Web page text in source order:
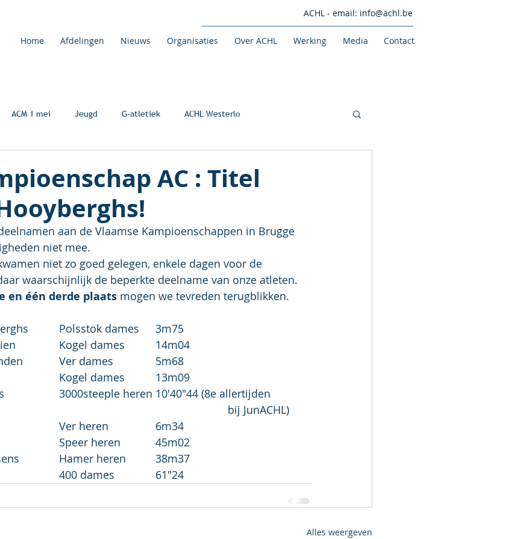
ACHL - email: info@achl.be
Home Afdelingen Nieuws Organisaties Over ACHL Werking Media Contact
ACM 1 mei Jeugd G-atletiek ACHL Westerlo
AC : Titel
aan de Vlaamse Kampioenschappen in Brugge
niet mee.
niet zo goed gelegen, enkele dagen voor de
waarschijnlijk de beperkte deelname van onze atleten.
en één derde plaats mogen we tevreden terugblikken.
1e plaats:	Fleur Hooyberghs		Polsstok dames	3m75
2e plaats;	Lenne Jacobien		Kogel dames		14m04
3e plaats:	Julie Vermonden		Ver dames		5m68
4e plaats:	Elise Helsen			Kogel dames		13m09
7e plaats:	Ward De Vos			3000steeple heren	10'40"44 (8e allertijden
															bij JunACHL)
9e plaats;	Siebe Bos			Ver heren		6m34
			Siebe Bos			Speer heren		45m02
12e plaats:	Bjorn Goossens		Hamer heren		38m37
19e plaats:	Kaat Picard			400 dames		61"24
Alles weergeven